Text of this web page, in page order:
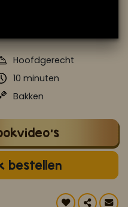
voor Mijn Kookboek.
Hoofdgerecht
10 minuten
Bakken
bestellen